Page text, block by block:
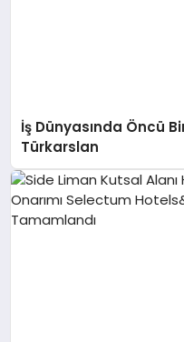
İş Dünyasında Öncü
Türkarslan